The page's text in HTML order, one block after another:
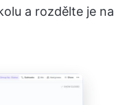
a rozdělte je na